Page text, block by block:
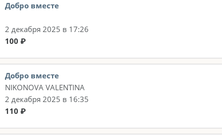
Добро вместе
2 декабря 2025 в 17:26
100 ₽
Добро вместе
NIKONOVA VALENTINA
2 декабря 2025 в 16:35
110 ₽